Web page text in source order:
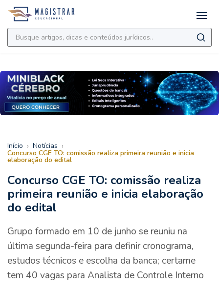
Início › Notícias ›
Concurso CGE TO: comissão realiza primeira reunião e inicia
elaboração do edital
Concurso CGE TO: comissão realiza
primeira reunião e inicia elaboração
do edital
Grupo formado em 10 de junho se reuniu na
última segunda-feira para definir cronograma,
estudos técnicos e escolha da banca; certame
tem 40 vagas para Analista de Controle Interno